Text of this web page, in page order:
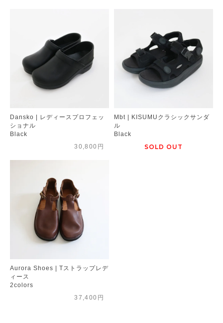
Dansko | レディースプロフェッ
ショナル
Black
30,800円
Mbt | KISUMUクラシックサンダ
ル
Black
SOLD OUT
Aurora Shoes | Tストラップレデ
ィース
2colors
37,400円